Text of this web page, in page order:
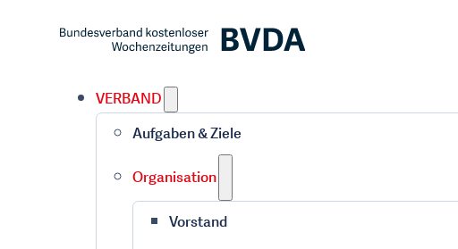
VERBAND
Aufgaben & Ziele
Organisation
Vorstand